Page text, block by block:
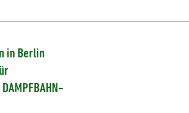
in Berlin